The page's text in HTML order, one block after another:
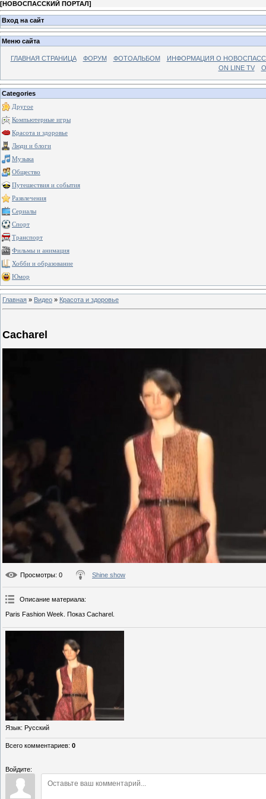
[НОВОСПАССКИЙ ПОРТАЛ]
Вход на сайт
Меню сайта
ГЛАВНАЯ СТРАНИЦА ФОРУМ ФОТОАЛЬБОМ
ИНФОРМАЦИЯ О
ON LINE TV
Categories
Другое
Компьютерные игры
Красота и здоровье
Люди и блоги
Музыка
Общество
Путешествия и события
Развлечения
Сериалы
Спорт
Транспорт
Фильмы и анимация
Хобби и образование
Юмор
Главная » Видео » Красота и здоровье
Cacharel
Просмотры: 0 Shine show
Описание материала:
Paris Fashion Week. Показ Cacharel.
Язык: Русский
Всего комментариев: 0
Войдите: